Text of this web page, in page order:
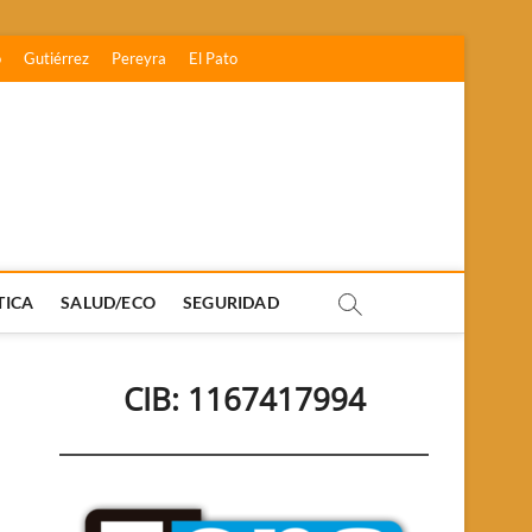
Gutiérrez Pereyra El Pato
SALUD/ECO SEGURIDAD
CIB: 1167417994